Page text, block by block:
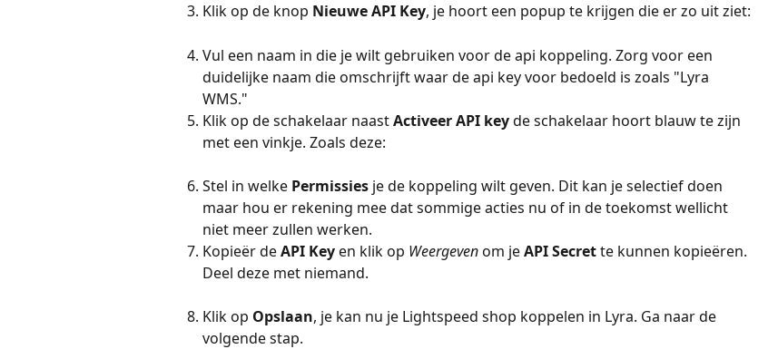
Klik op de knop Nieuwe API Key, je hoort een popup te krijgen die er zo uit ziet:
Vul een naam in die je wilt gebruiken voor de api koppeling. Zorg voor een
duidelijke naam die omschrijft waar de api key voor bedoeld is zoals "Lyra
WMS."
Klik op de schakelaar naast Activeer API key de schakelaar hoort blauw te zijn
met een vinkje. Zoals deze:
Stel in welke Permissies je de koppeling wilt geven. Dit kan je selectief doen
maar hou er rekening mee dat sommige acties nu of in de toekomst wellicht
niet meer zullen werken.
Kopieër de API Key en klik op Weergeven om je API Secret te kunnen kopieëren.
Deel deze met niemand.
Klik op Opslaan, je kan nu je Lightspeed shop koppelen in Lyra. Ga naar de
volgende stap.